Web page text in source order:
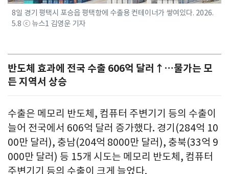
8일 경기 평택시 포승읍 평택항에 수출용 컨테이너가 쌓여있다. 2026.
5.8 ⓒ 뉴스1 김영운 기자
반도체 효과에 전국 수출 606억 달러↑…물가는 모
든 지역서 상승
수출은 메모리 반도체, 컴퓨터 주변기기 등의 수출이
늘어 전국에서 606억 달러 증가했다. 경기(284억 10
00만 달러), 충남(204억 8000만 달러), 충북(33억 9
000만 달러) 등 15개 시도는 메모리 반도체, 컴퓨터
주변기기 등의 수출이 크게 늘었다.